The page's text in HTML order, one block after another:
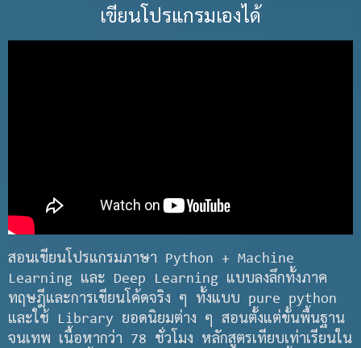
เขียนโปรแกรมเองได้
สอนเขียนโปรแกรมภาษา Python + Machine
Learning และ Deep Learning แบบลงลึกทั้งภาค
ทฤษฎีและการเขียนโค้ดจริง ๆ ทั้งแบบ pure python
และใช้ Library ยอดนิยมต่าง ๆ สอนตั้งแต่ขั้นพื้นฐาน
จนเทพ เนื้อหากว่า 78 ชั่วโมง หลักสูตรเทียบเท่าเรียนใน